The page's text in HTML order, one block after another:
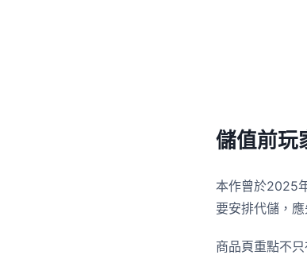
儲值前玩
本作曾於2025
要安排代儲，
商品頁重點不